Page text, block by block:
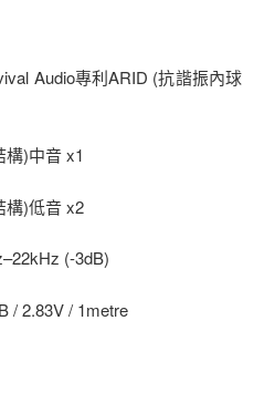
Audio專利ARID (抗諧振內球
構)中音 x1
構)低音 x2
(-3dB)
/ 2.83V / 1metre